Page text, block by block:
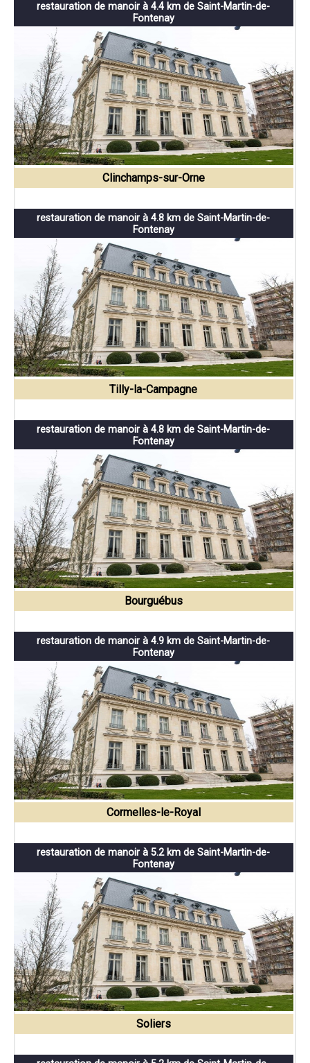
restauration de manoir à 4.4 km de Saint-Martin-de-
Fontenay
Clinchamps-sur-Orne
restauration de manoir à 4.8 km de Saint-Martin-de-
Fontenay
Tilly-la-Campagne
restauration de manoir à 4.8 km de Saint-Martin-de-
Fontenay
Bourguébus
restauration de manoir à 4.9 km de Saint-Martin-de-
Fontenay
Cormelles-le-Royal
restauration de manoir à 5.2 km de Saint-Martin-de-
Fontenay
Soliers